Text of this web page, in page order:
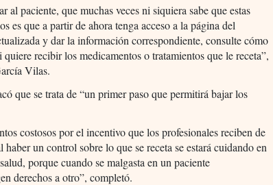
al paciente, que muchas veces ni siquiera sabe que estas
es que a partir de ahora tenga acceso a la página del
y dar la información correspondiente, consulte cómo
recibir los medicamentos o tratamientos que le receta”,
Vilas.
que se trata de “un primer paso que permitirá bajar los
costosos por el incentivo que los profesionales reciben de
un control sobre lo que se receta se estará cuidando en
porque cuando se malgasta en un paciente
derechos a otro”, completó.